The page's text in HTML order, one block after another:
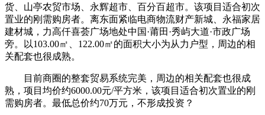
货、山亭农贸市场、永辉超市、百分百超市。该项目适合初次
置业的刚需购房者。离东面紧临电商物流财产新城、永福家居
建材城，力高仟喜荟广场地处中国·莆田·秀屿大道·市政广场
旁。以103.00㎡、122.00㎡的面积大小为从力户型，周边的相
关配套也很成熟。
目前商圈的整套贸易系统完美，周边的相关配套也很成
熟，项目均价约6000.00元/平方米，该项目适合初次置业的刚
需购房者。最低总价约70万元，不形成投资？